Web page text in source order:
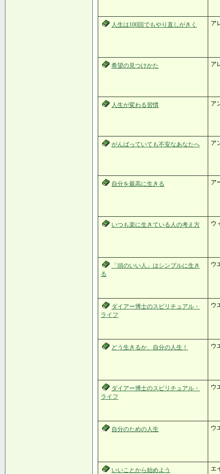
人生は100回でもやり直しがきく ア
希望の見つけかた ア
人生が変わる習慣 ア
がんばっていても不安なあなたへ ア
自分を最高に生きる ア
いつも楽に生きている人の考え方 ウ
「頭のいい人」はシンプルに生き
る
ウ
ダイアー博士のスピリチュアル・
ライフ
ウ
どう生きるか、自分の人生！ ウ
ダイアー博士のスピリチュアル・
ライフ
ウ
自分のための人生 ウ
いいことから始めよう エ